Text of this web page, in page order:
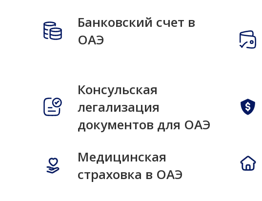
Банковский счет в
ОАЭ
Консульская
легализация
документов для ОАЭ
Медицинская
страховка в ОАЭ